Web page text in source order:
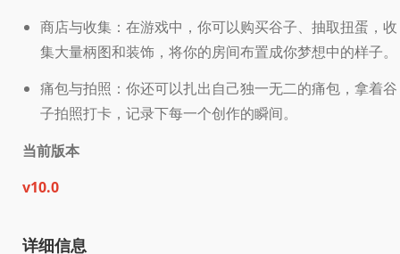
商店与收集：在游戏中，你可以购买谷子、抽取扭蛋，收
集大量柄图和装饰，将你的房间布置成你梦想中的样子。
痛包与拍照：你还可以扎出自己独一无二的痛包，拿着谷
子拍照打卡，记录下每一个创作的瞬间。
当前版本
v10.0
详细信息